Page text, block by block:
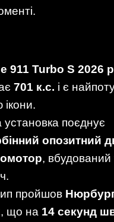
911 Turbo S 2026
701 к.с. і є
ікони.
поєднує
опозитний
, вбудований
пройшов
, що на 14 секунд